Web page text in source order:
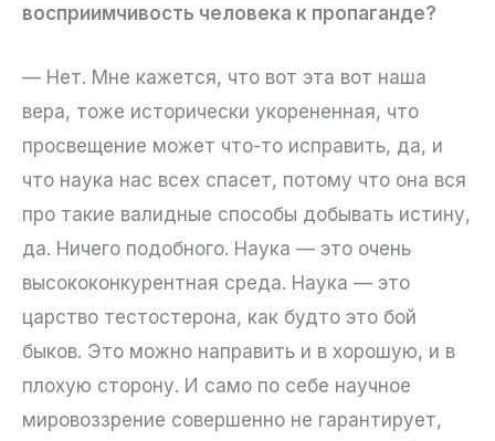
восприимчивость человека к пропаганде?
— Нет. Мне кажется, что вот эта вот наша
вера, тоже исторически укорененная, что
просвещение может что-то исправить, да, и
что наука нас всех спасет, потому что она вся
про такие валидные способы добывать истину,
да. Ничего подобного. Наука — это очень
высококонкурентная среда. Наука — это
царство тестостерона, как будто это бой
быков. Это можно направить и в хорошую, и в
плохую сторону. И само по себе научное
мировоззрение совершенно не гарантирует,